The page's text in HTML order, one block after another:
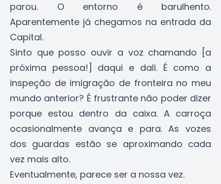
parou. O entorno é barulhento.
Aparentemente já chegamos na entrada da
Capital.
Sinto que posso ouvir a voz chamando [a
próxima pessoa!] daqui e dali. É como a
inspeção de imigração de fronteira no meu
mundo anterior? É frustrante não poder dizer
porque estou dentro da caixa. A carroça
ocasionalmente avança e para. As vozes
dos guardas estão se aproximando cada
vez mais alto.
Eventualmente, parece ser a nossa vez.